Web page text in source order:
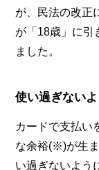
が、民法の改正
が「18歳」に引
ました。
使い過ぎない
カードで支払い
な余裕(※)が生
い過ぎないよう